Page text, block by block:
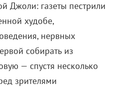
Джоли: газеты пестрили
худобе,
нервных
собирать из
— спустя несколько
зрителями